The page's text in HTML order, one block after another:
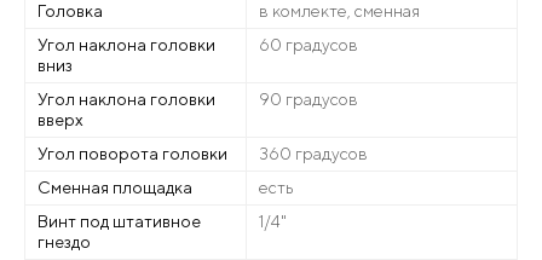
Головка
в комлекте, сменная
Угол наклона головки
вниз
60 градусов
Угол наклона головки
вверх
90 градусов
Угол поворота головки
360 градусов
Сменная площадка
есть
Винт под штативное
гнездо
1/4"